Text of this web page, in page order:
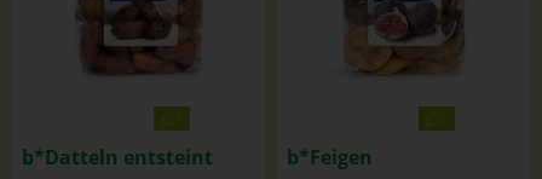
b*Datteln entsteint b*Feigen